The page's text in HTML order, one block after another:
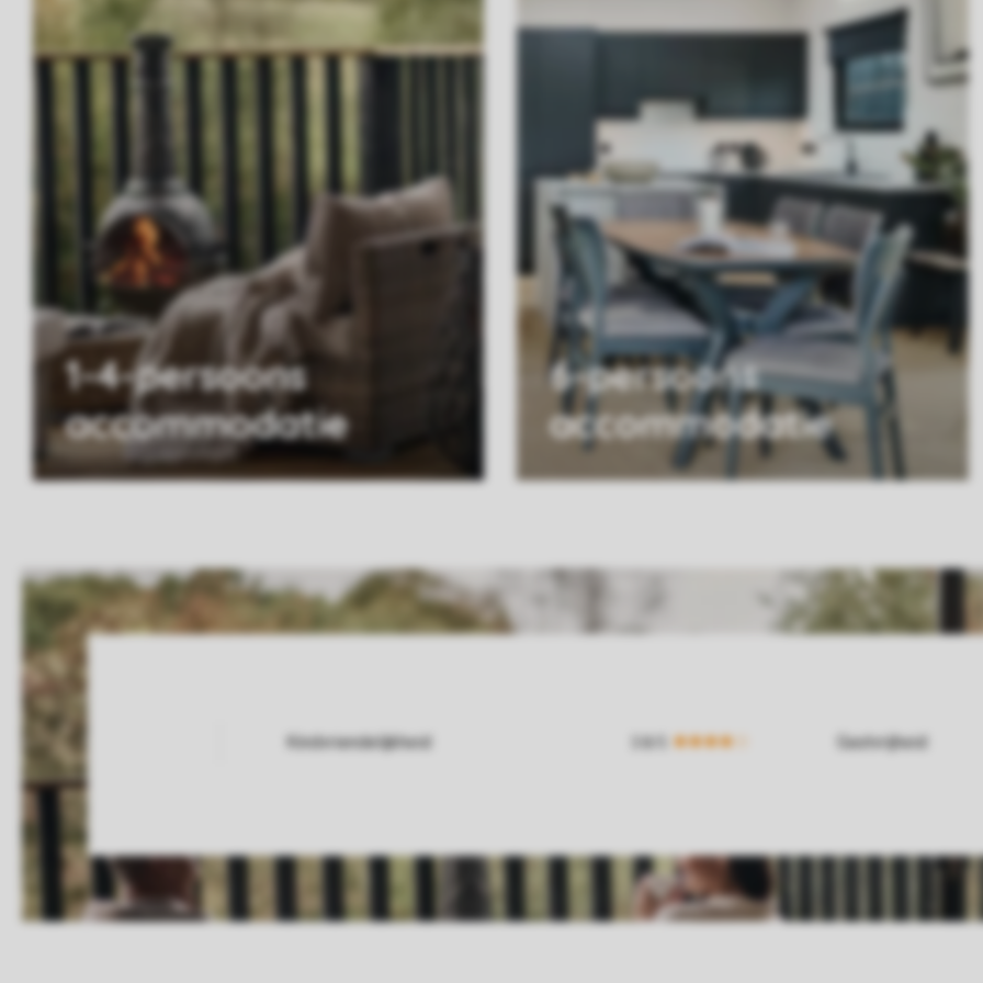
1-4-persoons
accommodatie
6-persoons
accommodatie
Service Rating from our guests
Kindvriendelijkheid Gastvrijheid